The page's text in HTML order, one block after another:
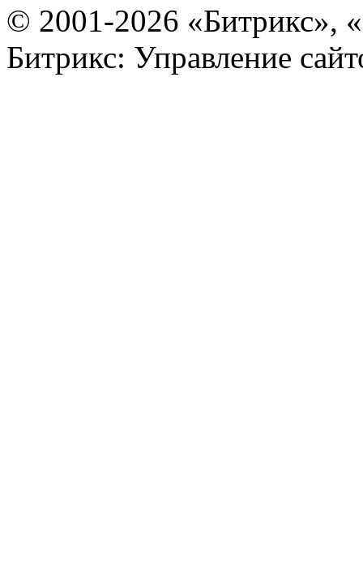
© 2001-2026 «Битрикс»,
Битрикс: Управление